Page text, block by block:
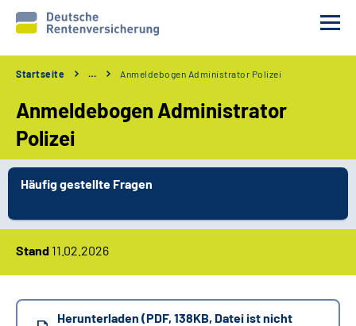
Unsere Verfahren
Wir über uns
Gebärdensprache
Startseite … Anmeldebogen Administrator Polizei
Anmeldebogen Administrator
Polizei
Häufig gestellte Fragen
Stand 11.02.2026
Herunterladen (PDF, 138KB, Datei ist nicht